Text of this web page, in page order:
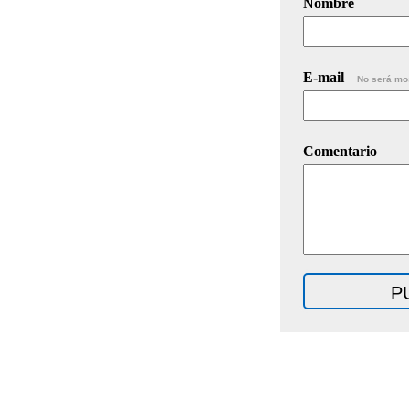
E-mail No será
Comentario